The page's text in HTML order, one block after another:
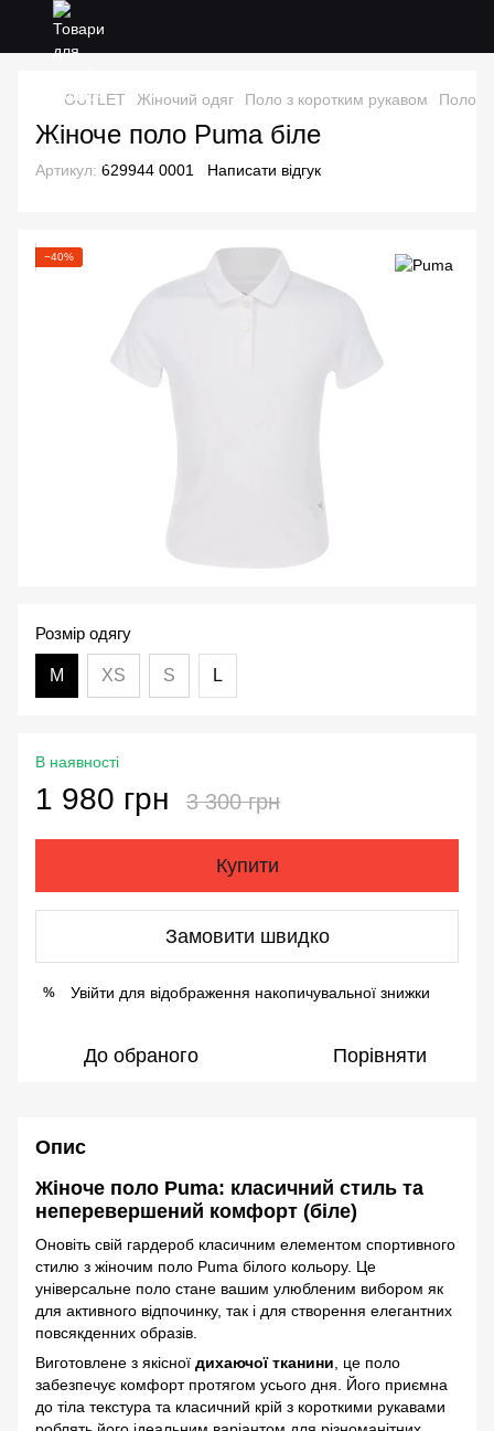
OUTLET Жіночий одяг Поло з коротким рукавом Поло з
Жіноче поло Puma біле
Артикул: 629944 0001 Написати відгук
−40%
Розмір одягу
М XS S L
В наявності
1 980 грн 3 300 грн
Купити
Замовити швидко
% Увійти для відображення накопичувальної знижки
До обраного Порівняти
Опис
Жіноче поло Puma: класичний стиль та
неперевершений комфорт (біле)
Оновіть свій гардероб класичним елементом спортивного
стилю з жіночим поло Puma білого кольору. Це
універсальне поло стане вашим улюбленим вибором як
для активного відпочинку, так і для створення елегантних
повсякденних образів.
Виготовлене з якісної дихаючої тканини , це поло
забезпечує комфорт протягом усього дня. Його приємна
до тіла текстура та класичний крій з короткими рукавами